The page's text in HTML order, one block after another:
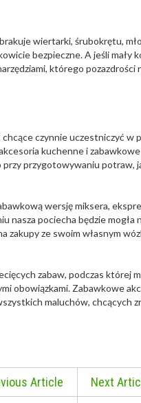
wiertarki, śrubokrętu,
bezpieczne. A jeśli
którego
czynnie uczestniczyć
kuchenne i
przygotowywaniu potraw,
wersję miksera,
nasza pociecha będzie
zakupy ze swoim własnym
zabaw, podczas której
obowiązkami. Zabawkowe
maluchów, chcących
Article
Next